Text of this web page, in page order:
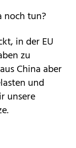
noch tun?
in der EU
zu
China aber
und
unsere